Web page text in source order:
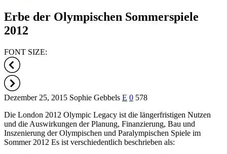
Erbe der Olympischen Sommerspiele
2012
FONT SIZE:
Dezember 25, 2015 Sophie Gebbels E 0 578
Die London 2012 Olympic Legacy ist die längerfristigen Nutzen
und die Auswirkungen der Planung, Finanzierung, Bau und
Inszenierung der Olympischen und Paralympischen Spiele im
Sommer 2012 Es ist verschiedentlich beschrieben als: